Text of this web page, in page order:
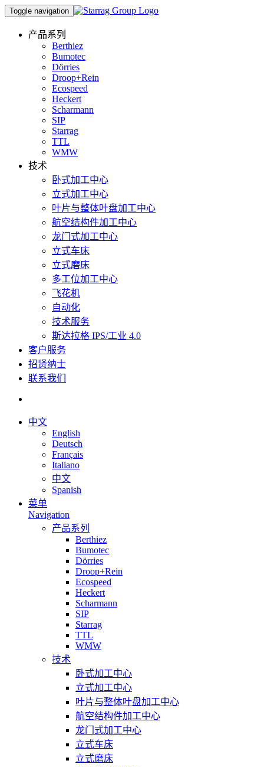
Toggle navigation
产品系列
Berthiez
Bumotec
Dörries
Droop+Rein
Ecospeed
Heckert
Scharmann
SIP
Starrag
TTL
WMW
技术
卧式加工中心
立式加工中心
叶片与整体叶盘加工中心
航空结构件加工中心
龙门式加工中心
立式车床
立式磨床
多工位加工中心
飞花机
自动化
技术服务
斯达拉格 IPS/工业 4.0
客户服务
招贤纳士
联系我们
中文
English
Deutsch
Français
Italiano
中文
Spanish
菜单
Navigation
产品系列
Berthiez
Bumotec
Dörries
Droop+Rein
Ecospeed
Heckert
Scharmann
SIP
Starrag
TTL
WMW
技术
卧式加工中心
立式加工中心
叶片与整体叶盘加工中心
航空结构件加工中心
龙门式加工中心
立式车床
立式磨床